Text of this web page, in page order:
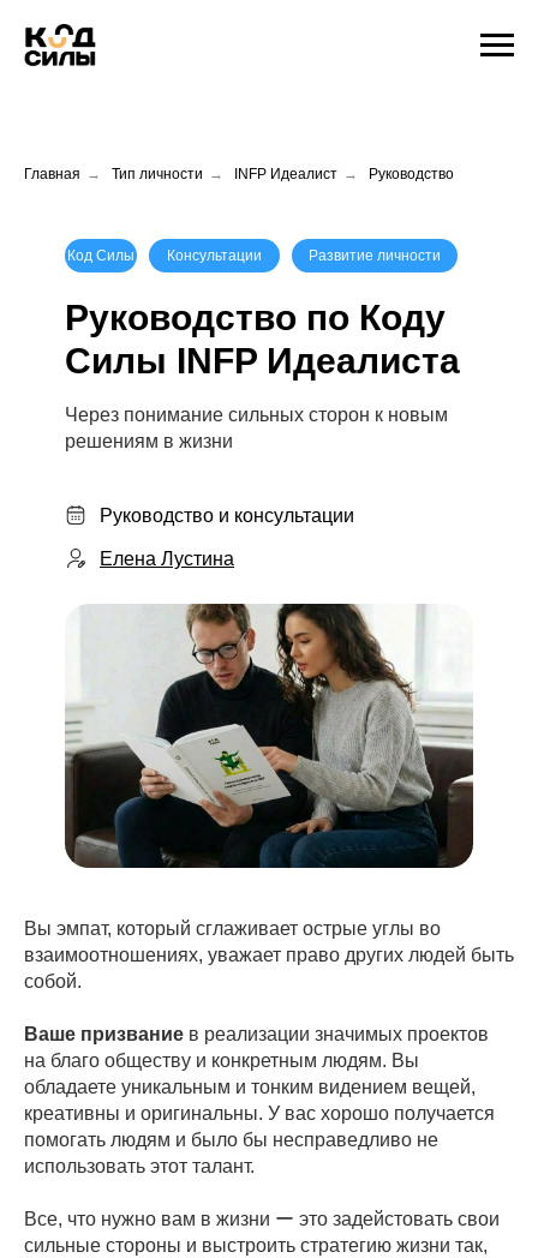
Главная → Тип личности → INFP Идеалист → Руководство
Руководство по Коду
Силы INFP Идеалиста
Код Силы Консультации
Через понимание сильных сторон к новым
решениям в жизни
Развитие личности
Руководство и консультации
Елена Лустина
Вы эмпат, который сглаживает острые углы во
взаимоотношениях, уважает право других людей быть
собой.
Ваше призвание в реализации значимых проектов
на благо обществу и конкретным людям. Вы
обладаете уникальным и тонким видением вещей,
креативны и оригинальны. У вас хорошо получается
помогать людям и было бы несправедливо не
использовать этот талант.
Все, что нужно вам в жизни ー это задейстовать свои
сильные стороны и выстроить стратегию жизни так,